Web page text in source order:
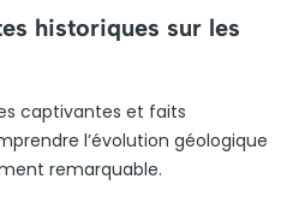
historiques sur les
captivantes et faits
l’évolution géologique
remarquable.